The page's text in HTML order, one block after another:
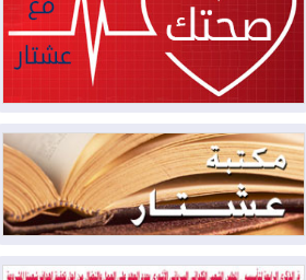
بسبب الحرائق في ولاية واشنطن
2026-08-02
مشروع "حسابي" يُمهل
الموظفين حتى نهاية أغسطس لاستلام
بطاقاتهم المصرفية
2026-08-02دمشق وعمّان تحذران بغداد:
أي هجوم من أراضي العراق سيواجه برد
2026-08-02ترامب: الولايات المتحدة
وإسرائيل تعلقان شن ضربات على إيران